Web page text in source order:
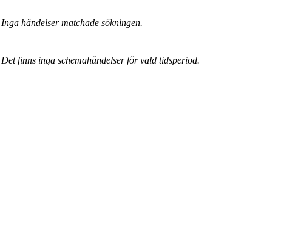
Inga händelser matchade sökningen.
Det finns inga schemahändelser för vald tidsperiod.